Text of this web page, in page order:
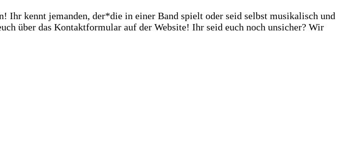
kennt jemanden, der*die in einer Band spielt oder seid selbst musikalisch und
über das Kontaktformular auf der Website! Ihr seid euch noch unsicher? Wir